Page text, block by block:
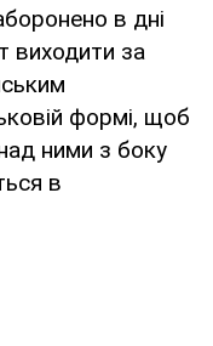
в дні
виходити за
формі, щоб
ними з боку
в